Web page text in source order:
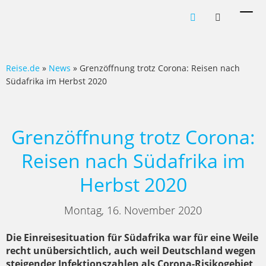
Reise.de » News » Grenzöffnung trotz Corona: Reisen nach
Südafrika im Herbst 2020
Grenzöffnung trotz Corona:
Reisen nach Südafrika im
Herbst 2020
Montag, 16. November 2020
Die Einreisesituation für Südafrika war für eine Weile
recht unübersichtlich, auch weil Deutschland wegen